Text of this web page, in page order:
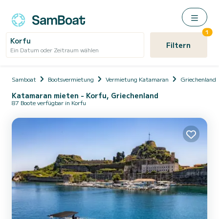
Korfu
Ein Datum oder Zeitraum wählen Filtern
1
Samboat Bootsvermietung Vermietung Katamaran Griechenland
Katamaran mieten - Korfu, Griechenland
87 Boote verfügbar in Korfu